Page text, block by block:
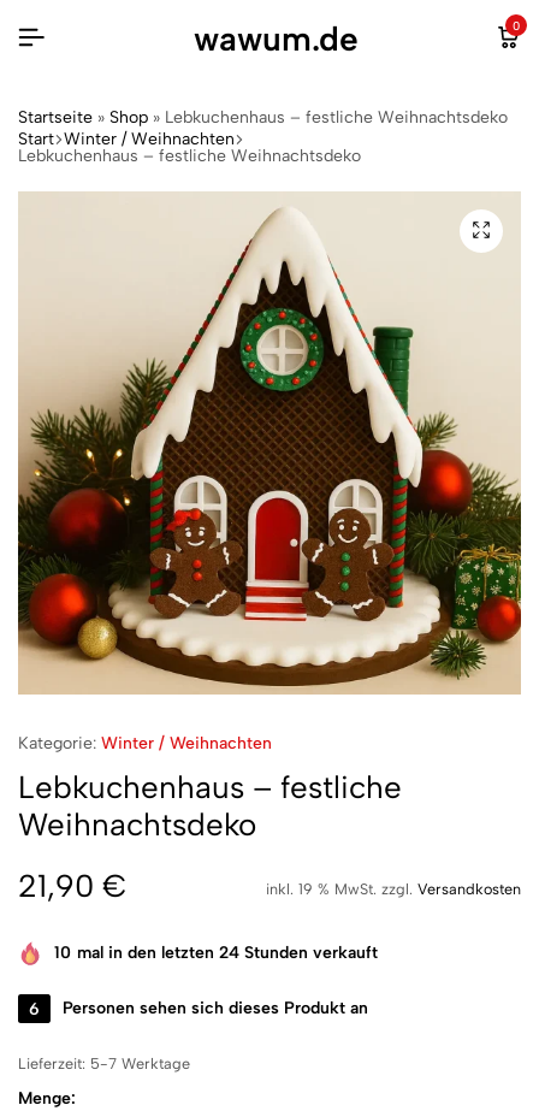
wawum.de 0
Startseite » Shop » Lebkuchenhaus – festliche Weihnachtsdeko
Start Winter / Weihnachten
Lebkuchenhaus – festliche Weihnachtsdeko
Kategorie: Winter / Weihnachten
Lebkuchenhaus – festliche
Weihnachtsdeko
21,90 € inkl. 19 % MwSt. zzgl. Versandkosten
10 mal in den letzten 24 Stunden verkauft
6 Personen sehen sich dieses Produkt an
Lieferzeit: 5-7 Werktage
Menge: